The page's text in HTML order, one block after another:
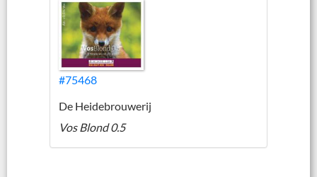
#75468
De Heidebrouwerij
Vos Blond 0.5